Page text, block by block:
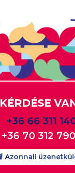
KÉRDÉSE
+36 66 311
+36 70 312
Azonnali